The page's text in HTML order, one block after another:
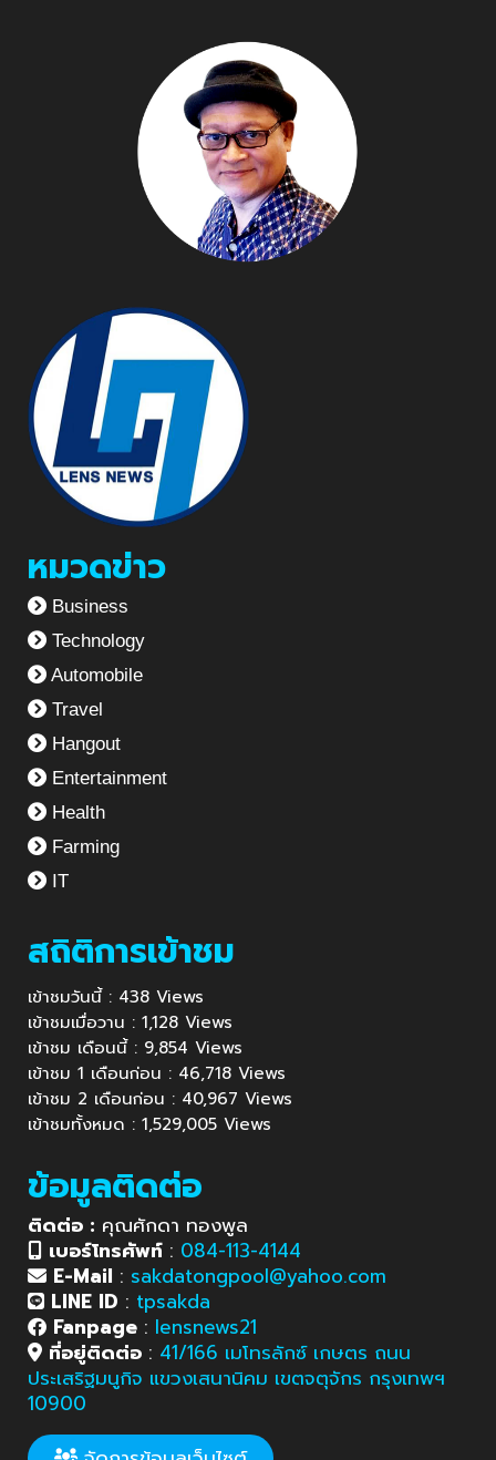
Immersive Coffee
Experience” สุดล้ำในย่าน
เยาวราช ขยายฐานคนรุ่น
หมวดข่าว
Business
Technology
Automobile
Travel
Hangout
Entertainment
Health
Farming
IT
สถิติการเข้าชม
เข้าชมวันนี้ : 438 Views
เข้าชมเมื่อวาน : 1,128 Views
เข้าชม เดือนนี้ : 9,854 Views
เข้าชม 1 เดือนก่อน : 46,718 Views
เข้าชม 2 เดือนก่อน : 40,967 Views
เข้าชมทั้งหมด : 1,529,005 Views
ข้อมูลติดต่อ
ติดต่อ : คุณศักดา ทองพูล
เบอร์โทรศัพท์ : 084-113-4144
E-Mail : sakdatongpool@yahoo.com
LINE ID : tpsakda
Fanpage : lensnews21
ที่อยู่ติดต่อ : 41/166 เมโทรลักซ์ เกษตร ถนน
ประเสริฐมนูกิจ แขวงเสนานิคม เขตจตุจักร กรุงเทพฯ
10900